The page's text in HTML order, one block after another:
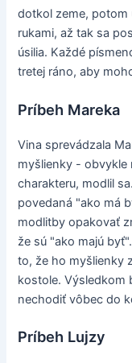
dotkol zeme,
rukami, až tak sa
úsilia. Každé
tretej ráno, aby
Príbeh Mareka
Vina sprevádzala
myšlienky - obvykle
charakteru, modlil
povedaná "ako má
modlitby opakovať
že sú "ako majú
to, že ho myšlienky
kostole. Výsledkom
nechodiť vôbec do
Príbeh Lujzy